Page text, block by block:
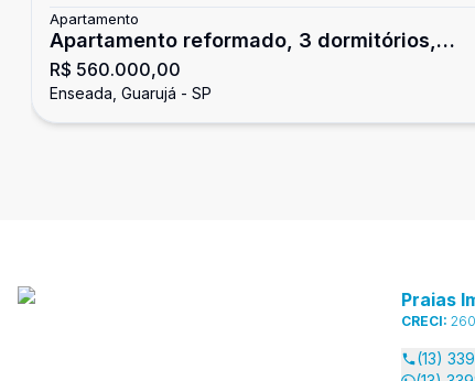
Apartamento
Apartamento reformado, 3 dormitórios,
Enseada, Guarujá
R$ 560.000,00
Enseada, Guarujá - SP
Praias
CRECI:
(13)